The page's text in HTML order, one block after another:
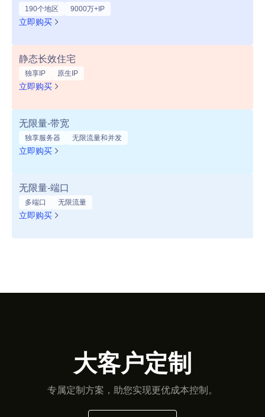
190个地区 9000万+IP
立即购买
静态长效住宅
独享IP 原生IP
立即购买
无限量-带宽
独享服务器 无限流量和并发
立即购买
无限量-端口
多端口 无限流量
立即购买
大客户定制
专属定制方案，助您实现更优成本控制。